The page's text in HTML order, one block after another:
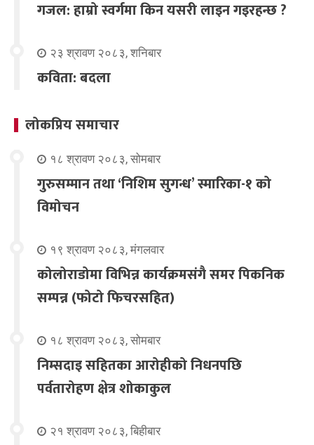
गजल: हाम्रो स्वर्गमा किन यसरी लाइन गइरहन्छ ?
२३ श्रावण २०८३, शनिबार
कविता: बदला
लोकप्रिय समाचार
१८ श्रावण २०८३, सोमबार
गुरुसम्मान तथा ‘निशिम सुगन्ध’ स्मारिका-१ को
विमोचन
१९ श्रावण २०८३, मंगलवार
कोलोराडोमा विभिन्न कार्यक्रमसंगै समर पिकनिक
सम्पन्न (फोटो फिचरसहित)
१८ श्रावण २०८३, सोमबार
निम्सदाइ सहितका आरोहीको निधनपछि
पर्वतारोहण क्षेत्र शोकाकुल
२१ श्रावण २०८३, बिहीबार